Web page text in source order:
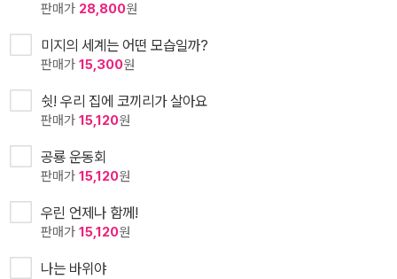
판매가 28,800원
미지의 세계는 어떤 모습일까?
판매가 15,300원
쉿! 우리 집에 코끼리가 살아요
판매가 15,120원
공룡 운동회
판매가 15,120원
우린 언제나 함께!
판매가 15,120원
나는 바위야